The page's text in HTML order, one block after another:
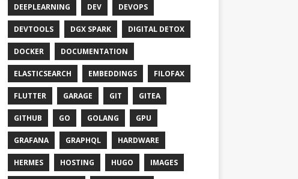
DEEPLEARNING DEV DEVOPS
DEVTOOLS DGX SPARK DIGITAL DETOX
DOCKER DOCUMENTATION
ELASTICSEARCH EMBEDDINGS FILOFAX
FLUTTER GARAGE GIT GITEA
GITHUB GO GOLANG GPU
GRAFANA GRAPHQL HARDWARE
HERMES HOSTING HUGO IMAGES